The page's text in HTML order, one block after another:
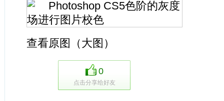
查看原图（大图）
0
点击分享给好友